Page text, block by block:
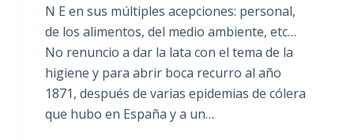
N E en sus múltiples acepciones: personal,
de los alimentos, del medio ambiente, etc…
No renuncio a dar la lata con el tema de la
higiene y para abrir boca recurro al año
1871, después de varias epidemias de cólera
que hubo en España y a un…